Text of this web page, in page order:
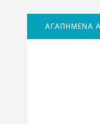
ΑΓΑΠΗΜΕΝΑ